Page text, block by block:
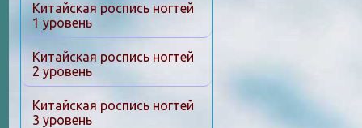
Китайская роспись ногтей
1 уровень
Китайская роспись ногтей
2 уровень
Китайская роспись ногтей
3 уровень